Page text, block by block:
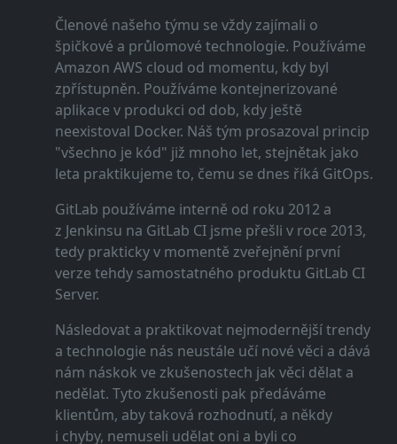
Členové našeho týmu se vždy zajímali o
špičkové a průlomové technologie. Používáme
Amazon AWS cloud od momentu, kdy byl
zpřístupněn. Používáme kontejnerizované
aplikace v produkci od dob, kdy ještě
neexistoval Docker. Náš tým prosazoval princip
"všechno je kód" již mnoho let, stejnětak jako
leta praktikujeme to, čemu se dnes říká GitOps.
GitLab používáme interně od roku 2012 a
z Jenkinsu na GitLab CI jsme přešli v roce 2013,
tedy prakticky v momentě zveřejnění první
verze tehdy samostatného produktu GitLab CI
Server.
Následovat a praktikovat nejmodernější trendy
a technologie nás neustále učí nové věci a dává
nám náskok ve zkušenostech jak věci dělat a
nedělat. Tyto zkušenosti pak předáváme
klientům, aby taková rozhodnutí, a někdy
i chyby, nemuseli udělat oni a byli co